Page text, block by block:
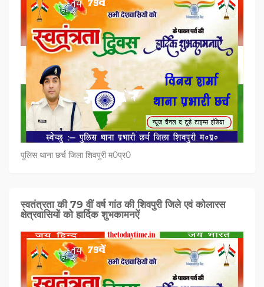
पुलिस थाना छर्च जिला शिवपुरी म0प्र0
स्वतंत्रता की 79 वीं वर्ष गांठ की शिवपुरी जिले एवं कोलारस
क्षेत्रवासियों को हार्दिक शुभकामनऐं